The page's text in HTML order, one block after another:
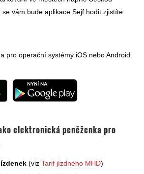
vám bude aplikace Sejf hodit zjistíte
pro operační systémy iOS nebo Android.
elektronická peněženka pro
(viz Tarif jízdného MHD)